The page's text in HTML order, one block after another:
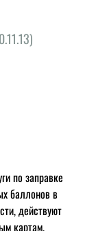
по заправке
баллонов в
действуют
картам.